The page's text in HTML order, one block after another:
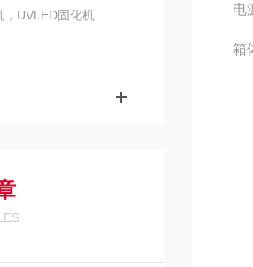
，UVLED固化机
电
箱